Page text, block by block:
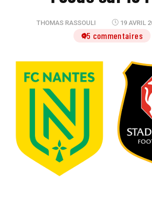
THOMAS RASSOULI 19 AVRIL
15 commentaires